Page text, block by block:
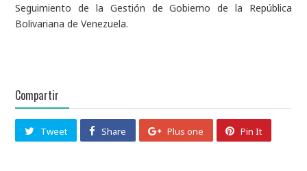
Seguimiento de la Gestión de Gobierno de la República
Bolivariana de Venezuela.
Compartir
Tweet Share Plus one Pin It